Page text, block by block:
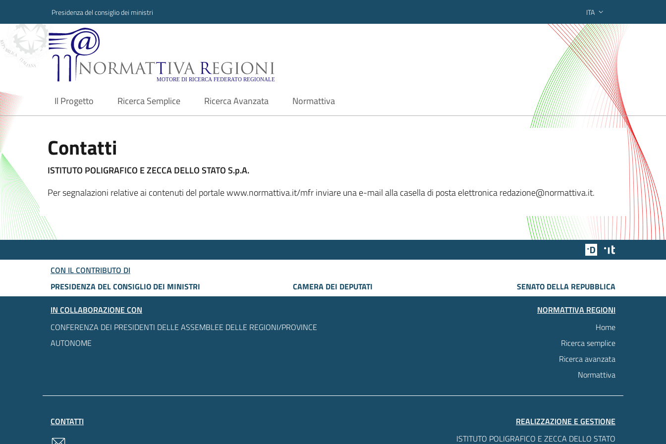
Presidenza del consiglio dei ministri ITA
Normattiva Regioni - Motore di ricerca federato regionale
Il Progetto
current Ricerca Semplice Ricerca Avanzata Normattiva
Contatti
ISTITUTO POLIGRAFICO E ZECCA DELLO STATO S.p.A.
Per segnalazioni relative ai contenuti del portale www.normattiva.it/mfr inviare una e-mail alla casella di posta elettronica redazione@normattiva.it.
Team Digitale
CON IL CONTRIBUTO DI
PRESIDENZA DEL CONSIGLIO DEI MINISTRI
CAMERA DEI DEPUTATI
SENATO DELLA REPUBBLICA
IN COLLABORAZIONE CON
CONFERENZA DEI PRESIDENTI DELLE ASSEMBLEE DELLE REGIONI/PROVINCE
AUTONOME
NORMATTIVA REGIONI
Home
Ricerca semplice
Ricerca avanzata
Normattiva
CONTATTI
REALIZZAZIONE E GESTIONE
ISTITUTO POLIGRAFICO E ZECCA DELLO STATO